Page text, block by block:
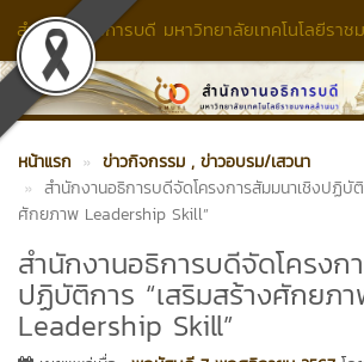
สำนักงานอธิการบดี มหาวิทยาลัยเทคโนโลยีราช
หน้าแรก ข่าวกิจกรรม , ข่าวอบรม/เสวนา
สำนักงานอธิการบดีจัดโครงการสัมมนาเชิงปฏิบัติ
ศักยภาพ Leadership Skill”
สำนักงานอธิการบดีจัดโครงก
ปฏิบัติการ “เสริมสร้างศักยภ
Leadership Skill”